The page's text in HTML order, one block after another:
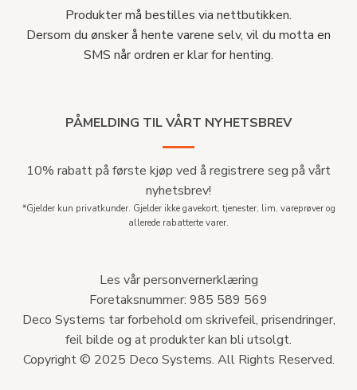
Produkter må bestilles via nettbutikken.
Dersom du ønsker å hente varene selv, vil du motta en
SMS når ordren er klar for henting.
PÅMELDING TIL VÅRT NYHETSBREV
10% rabatt på første kjøp ved å registrere seg på vårt
nyhetsbrev!
*Gjelder kun privatkunder. Gjelder ikke gavekort, tjenester, lim, vareprøver og
allerede rabatterte varer.
Les vår personvernerklæring
Foretaksnummer: 985 589 569
Deco Systems tar forbehold om skrivefeil, prisendringer,
feil bilde og at produkter kan bli utsolgt.
Copyright © 2025 Deco Systems. All Rights Reserved.